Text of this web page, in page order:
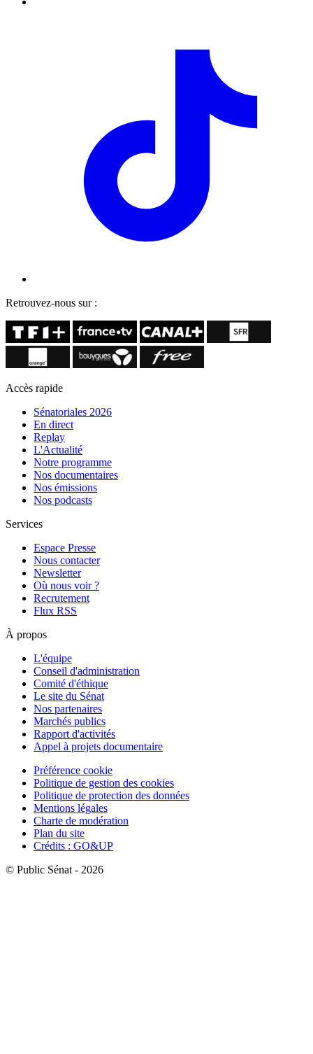
Retrouvez-nous sur :
Accès rapide
Sénatoriales 2026
En direct
Replay
L'Actualité
Notre programme
Nos documentaires
Nos émissions
Nos podcasts
Services
Espace Presse
Nous contacter
Newsletter
Où nous voir ?
Recrutement
Flux RSS
À propos
L'équipe
Conseil d'administration
Comité d'éthique
Le site du Sénat
Nos partenaires
Marchés publics
Rapport d'activités
Appel à projets documentaire
Préférence cookie
Politique de gestion des cookies
Politique de protection des données
Mentions légales
Charte de modération
Plan du site
Crédits : GO&UP
© Public Sénat - 2026